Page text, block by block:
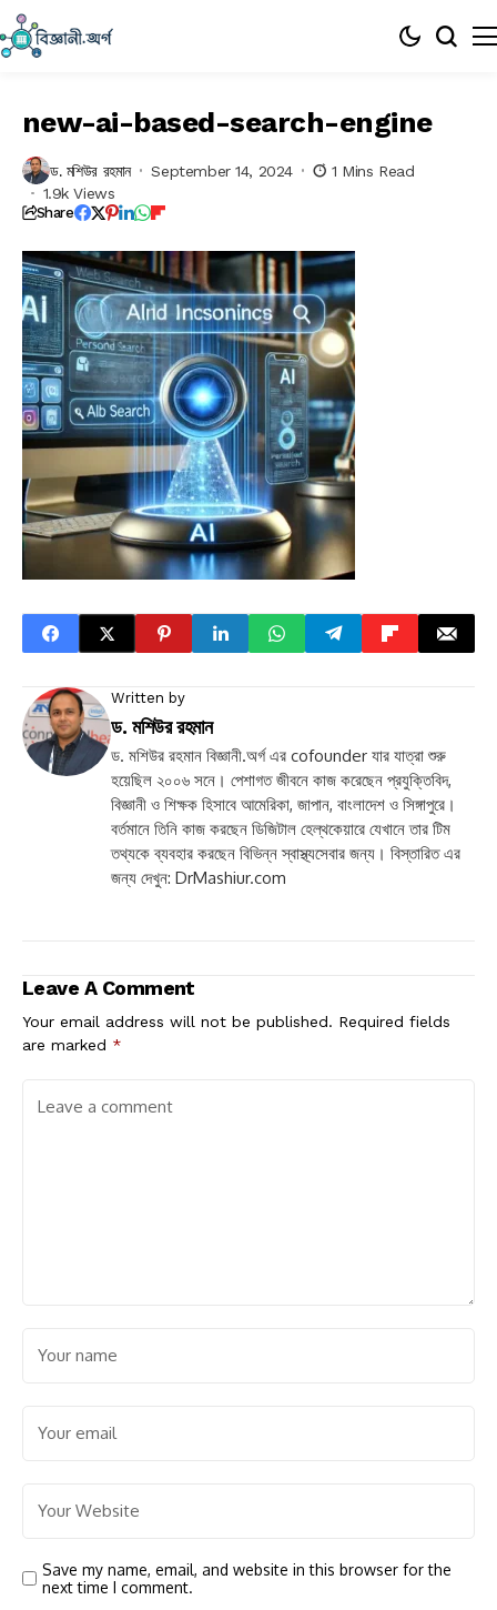
new-ai-based-search-engine
ড. মশিউর রহমান September 14, 2024
1 Mins Read
1.9k Views
Share
Written by
ড. মশিউর রহমান
ড. মশিউর রহমান বিজ্ঞানী.অর্গ এর cofounder যার যাত্রা শুরু
হয়েছিল ২০০৬ সনে। পেশাগত জীবনে কাজ করেছেন প্রযুক্তিবিদ,
বিজ্ঞানী ও শিক্ষক হিসাবে আমেরিকা, জাপান, বাংলাদেশ ও সিঙ্গাপুরে।
বর্তমানে তিনি কাজ করছেন ডিজিটাল হেল্থকেয়ারে যেখানে তার টিম
তথ্যকে ব্যবহার করছেন বিভিন্ন স্বাস্থ্যসেবার জন্য। বিস্তারিত এর
জন্য দেখুন: DrMashiur.com
Leave A Comment
Your email address will not be published. Required fields
are marked *
Save my name, email, and website in this browser for the
next time I comment.